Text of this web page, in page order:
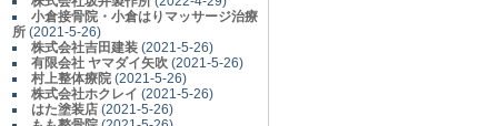
小倉接骨院・小倉はりマッサージ治療
所 (2021-5-26)
株式会社吉田建装 (2021-5-26)
有限会社 ヤマダイ矢吹 (2021-5-26)
村上整体療院 (2021-5-26)
株式会社ホクレイ (2021-5-26)
はた塗装店 (2021-5-26)